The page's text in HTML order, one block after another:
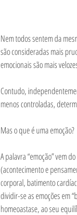
Nem todos sentem da
são consideradas mais
emocionais são mais
Contudo,
menos controladas,
Mas o que é uma emoção?
A palavra “emoção” vem
(acontecimento e
corporal, batimento
dividir-se as emoções em
homeoastase, ao seu